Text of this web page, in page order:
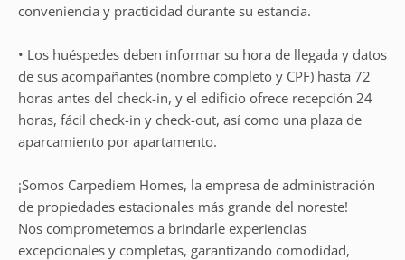
conveniencia y practicidad durante su estancia.
• Los huéspedes deben informar su hora de llegada y datos
de sus acompañantes (nombre completo y CPF) hasta 72
horas antes del check-in, y el edificio ofrece recepción 24
horas, fácil check-in y check-out, así como una plaza de
aparcamiento por apartamento.
¡Somos Carpediem Homes, la empresa de administración
de propiedades estacionales más grande del noreste!
Nos comprometemos a brindarle experiencias
excepcionales y completas, garantizando comodidad,